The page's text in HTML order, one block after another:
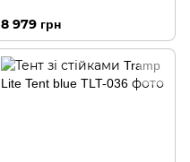
8 979 грн